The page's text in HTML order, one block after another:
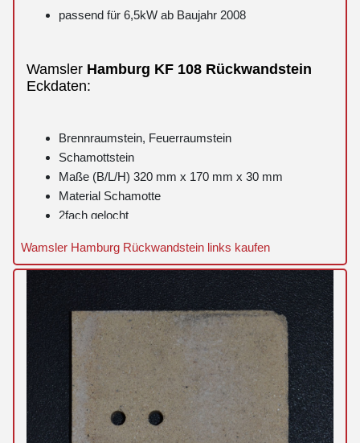
passend für 6,5kW ab Baujahr 2008
Wamsler Hamburg KF 108 Rückwandstein
Eckdaten:
Brennraumstein, Feuerraumstein
Schamottstein
Maße (B/L/H) 320 mm x 170 mm x 30 mm
Material Schamotte
2fach gelocht
Wamsler Hamburg Rückwandstein links kaufen